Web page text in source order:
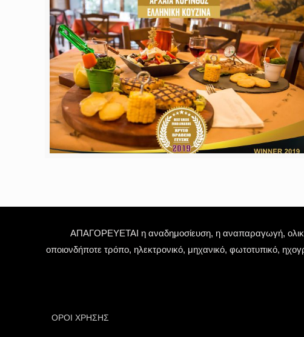
ΑΠΑΓΟΡΕΥΕΤΑΙ η αναδημοσίευση, η αναπαραγωγή,
οποιονδήποτε τρόπο, ηλεκτρονικό, μηχανικό, φωτοτυπικό,
ΟΡΟΙ ΧΡΗΣΗΣ